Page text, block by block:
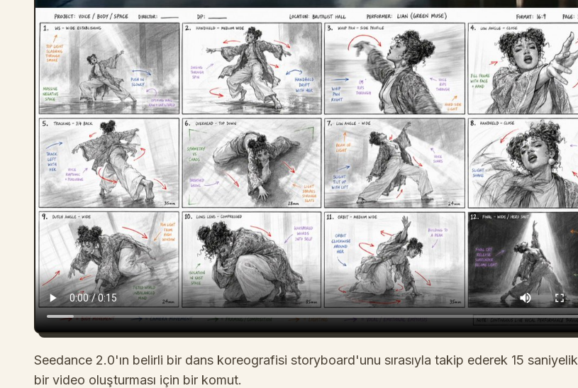
Seedance 2.0'ın belirli bir dans koreografisi storyboard'unu sırasıyla takip ederek 15 saniyelik
bir video oluşturması için bir komut.